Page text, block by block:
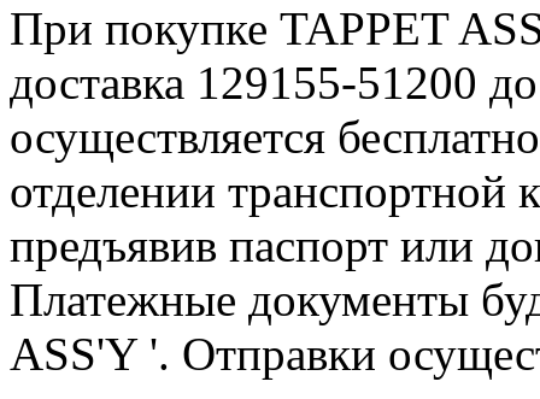
При покупке TAPPET
доставка 129155-51200
осуществляется
отделении транспортной
предъявив паспорт или
Платежные документы
ASS'Y '. Отправки